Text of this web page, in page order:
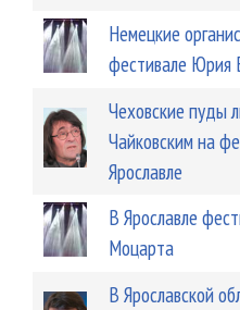
Немецкие
фестивале Юрия
Чеховские пуды
Чайковским на
Ярославле
В Ярославле
Моцарта
В Ярославской